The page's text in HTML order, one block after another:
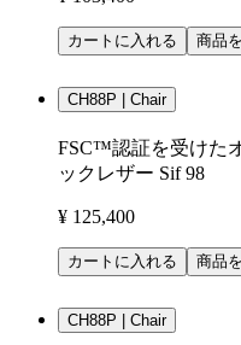
カートに入れる 商品
CH88P | Chair
FSC™認証を受けた
ックレザー Sif 98
¥ 125,400
カートに入れる 商品
CH88P | Chair